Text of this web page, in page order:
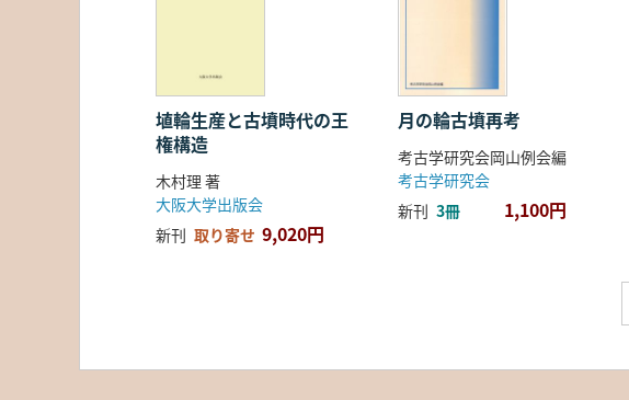
埴輪生産と古墳時代の王
権構造
木村理 著
大阪大学出版会
新刊 取り寄せ 9,020円
月の輪古墳再考
考古学研究会岡山例会編
考古学研究会
新刊 3冊 1,100円